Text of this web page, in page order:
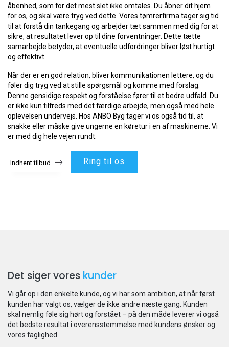
åbenhed, som for det mest slet ikke omtales. Du åbner dit hjem
for os, og skal være tryg ved dette. Vores tømrerfirma tager sig tid
til at forstå din tankegang og arbejder tæt sammen med dig for at
sikre, at resultatet lever op til dine forventninger. Dette tætte
samarbejde betyder, at eventuelle udfordringer bliver løst hurtigt
og effektivt.
Når der er en god relation, bliver kommunikationen lettere, og du
føler dig tryg ved at stille spørgsmål og komme med forslag.
Denne gensidige respekt og forståelse fører til et bedre udfald. Du
er ikke kun tilfreds med det færdige arbejde, men også med hele
oplevelsen undervejs. Hos ANBO Byg tager vi os også tid til, at
snakke eller måske give ungerne en køretur i en af maskinerne. Vi
er med dig hele vejen rundt.
Indhent tilbud Ring til os
Det siger vores kunder
Vi går op i den enkelte kunde, og vi har som ambition, at når først
kunden har valgt os, vælger de ikke andre næste gang. Kunden
skal nemlig føle sig hørt og forstået – ​på den måde leverer vi også
det bedste resultat i overensstemmelse med kundens ønsker og
vores faglighed.